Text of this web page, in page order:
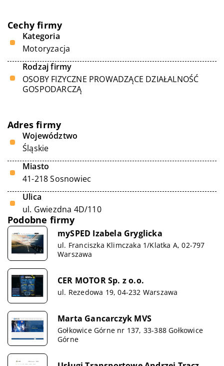
Cechy firmy
Kategoria
Motoryzacja
Rodzaj firmy
OSOBY FIZYCZNE PROWADZĄCE DZIAŁALNOŚĆ
GOSPODARCZĄ
Adres firmy
Województwo
Śląskie
Miasto
41-218 Sosnowiec
Ulica
ul. Gwiezdna 4D/110
Podobne firmy
mySPED Izabela Gryglicka
ul. Franciszka Klimczaka 1/Klatka A, 02-797
Warszawa
CER MOTOR Sp. z o.o.
ul. Rezedowa 19, 04-232 Warszawa
Marta Gancarczyk MVS
Gołkowice Górne nr 137, 33-388 Gołkowice
Górne